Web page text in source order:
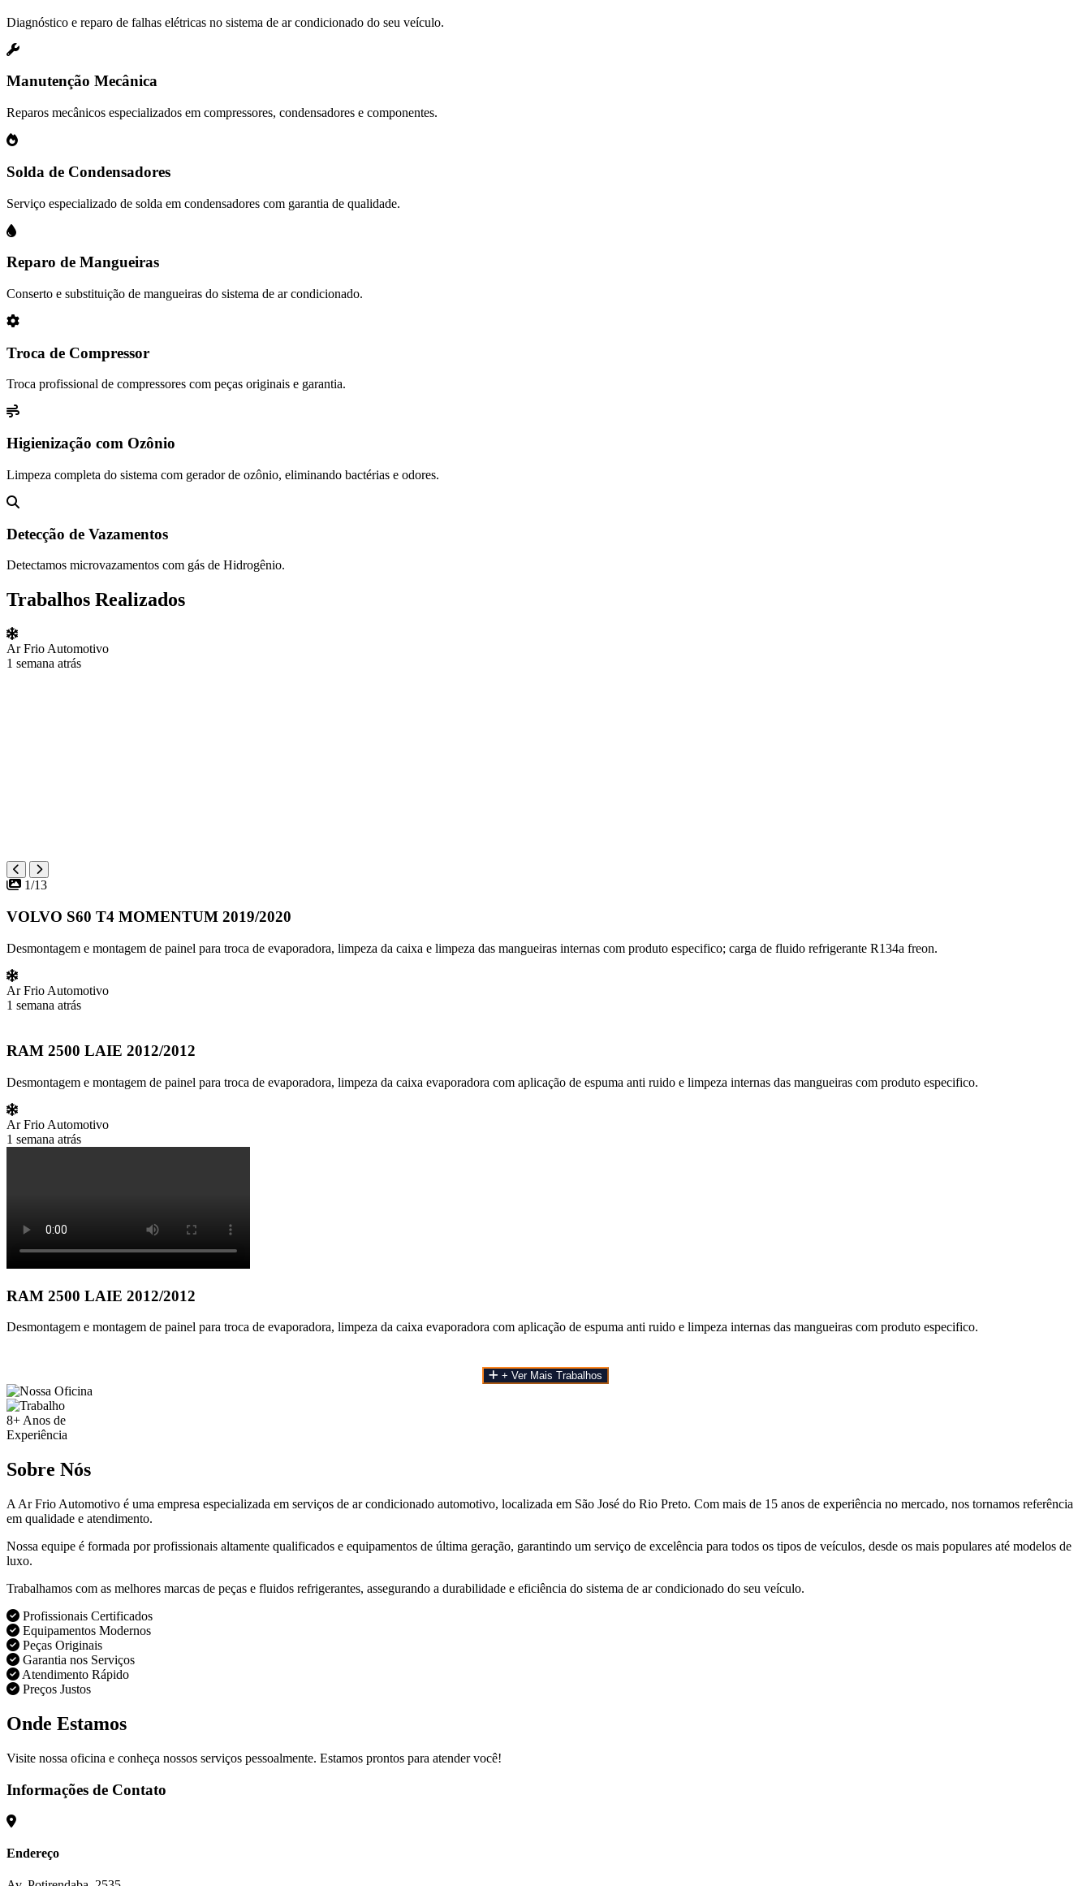
Diagnóstico e reparo de falhas elétricas no sistema de ar condicionado do seu veículo.
Manutenção Mecânica
Reparos mecânicos especializados em compressores, condensadores e componentes.
Solda de Condensadores
Serviço especializado de solda em condensadores com garantia de qualidade.
Reparo de Mangueiras
Conserto e substituição de mangueiras do sistema de ar condicionado.
Troca de Compressor
Troca profissional de compressores com peças originais e garantia.
Higienização com Ozônio
Limpeza completa do sistema com gerador de ozônio, eliminando bactérias e odores.
Detecção de Vazamentos
Detectamos microvazamentos com gás de Hidrogênio.
Trabalhos Realizados
Ar Frio Automotivo
1 semana atrás
1/13
VOLVO S60 T4 MOMENTUM 2019/2020
Desmontagem e montagem de painel para troca de evaporadora, limpeza da caixa e limpeza das mangueiras internas com produto especifico; carga de fluido refrigerante R134a freon.
Ar Frio Automotivo
1 semana atrás
RAM 2500 LAIE 2012/2012
Desmontagem e montagem de painel para troca de evaporadora, limpeza da caixa evaporadora com aplicação de espuma anti ruido e limpeza internas das mangueiras com produto especifico.
Ar Frio Automotivo
1 semana atrás
RAM 2500 LAIE 2012/2012
Desmontagem e montagem de painel para troca de evaporadora, limpeza da caixa evaporadora com aplicação de espuma anti ruido e limpeza internas das mangueiras com produto especifico.
+ Ver Mais Trabalhos
8+Anos de
Experiência
Sobre Nós
A Ar Frio Automotivo é uma empresa especializada em serviços de ar condicionado automotivo, localizada em São José do Rio Preto. Com mais de 15 anos de experiência no mercado, nos tornamos referência
em qualidade e atendimento.
Nossa equipe é formada por profissionais altamente qualificados e equipamentos de última geração, garantindo um serviço de excelência para todos os tipos de veículos, desde os mais populares até modelos de
luxo.
Trabalhamos com as melhores marcas de peças e fluidos refrigerantes, assegurando a durabilidade e eficiência do sistema de ar condicionado do seu veículo.
Profissionais Certificados
Equipamentos Modernos
Peças Originais
Garantia nos Serviços
Atendimento Rápido
Preços Justos
Onde Estamos
Visite nossa oficina e conheça nossos serviços pessoalmente. Estamos prontos para atender você!
Informações de Contato
Endereço